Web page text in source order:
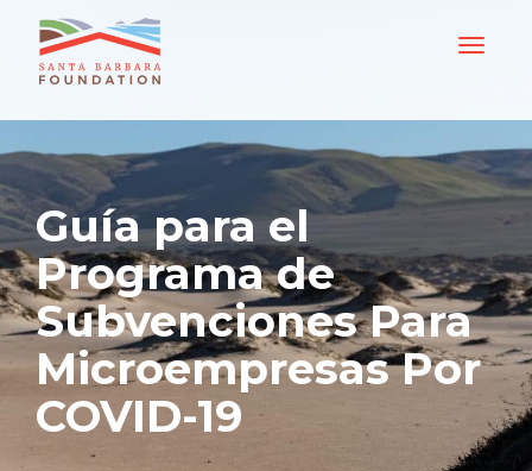
Guía para el
Programa de
Subvenciones Para
Microempresas Por
COVID-19